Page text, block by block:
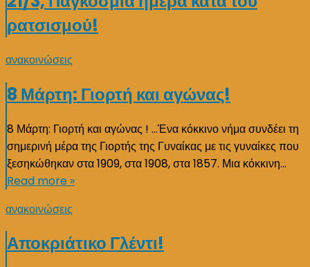
ρατσισμού!
ανακοινώσεις
8 Μάρτη: Γιορτή και αγώνας!
8 Μάρτη: Γιορτή και αγώνας ! …Ένα κόκκινο νήμα συνδέει τη
σημερινή μέρα της Γιορτής της Γυναίκας με τις γυναίκες που
ξεσηκώθηκαν στα 1909, στα 1908, στα 1857. Μια κόκκινη…
Read more »
ανακοινώσεις
Αποκριάτικο Γλέντι!